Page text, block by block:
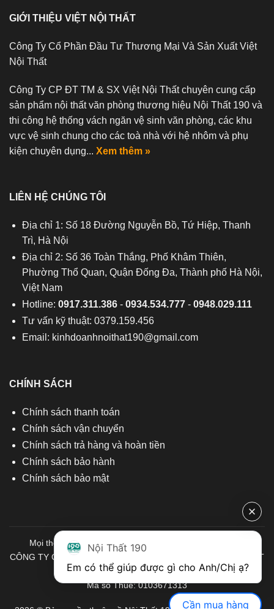
GIỚI THIỆU VIỆT NỘI THẤT
Công Ty Cổ Phần Đầu Tư Thương Mại Và Sản Xuất Việt
Nội Thất
Công Ty CP ĐT TM & SX Việt Nội Thất chuyên cung cấp
sản phẩm nội thất văn phòng thương hiệu Nội Thất 190 và
thi công hệ thống vách ngăn vệ sinh văn phòng, các khu
vực vệ sinh chung cho các toà nhà với hệ nhôm và phụ
kiện chuyên dụng... Xem thêm »
LIÊN HỆ CHÚNG TÔI
Địa chỉ 1: Số 18 Đường Nguyễn Bồ, Tứ Hiệp, Thanh
Trì, Hà Nội
Địa chỉ 2: Số 36 Toàn Thắng, Phố Khâm Thiên,
Phường Thổ Quan, Quận Đống Đa, Thành phố Hà Nội,
Việt Nam
Hotline: 0917.311.386- 0934.534.777- 0948.029.111
Tư vấn kỹ thuật: 0379.159.456
Email: kinhdoanhnoithat190@gmail.com
CHÍNH SÁCH
Chính sách thanh toán
Chính sách vận chuyển
Chính sách trả hàng và hoàn tiền
Chính sách bảo hành
Chính sách bảo mật
Mọi thông tin quý khách hàng vui lòng liên hệ chúng tôi:
CÔNG TY CỔ PHẦN ĐẦU TƯ THƯƠNG MẠI VÀ SẢN XUẤT VIỆT
NỘI THẤT
Mã số Thuế: 0103671313
Nội Thất 190
Cần mua hàng